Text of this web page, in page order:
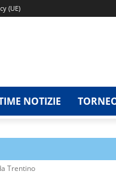
(UE)
NOTIZIE
Trentino